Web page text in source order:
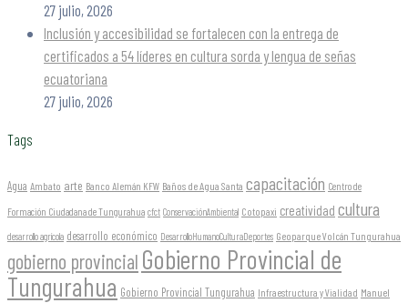
27 julio, 2026
Inclusión y accesibilidad se fortalecen con la entrega de
certificados a 54 líderes en cultura sorda y lengua de señas
ecuatoriana
27 julio, 2026
Tags
Agua Ambato arte Banco Alemán KFW Baños de Agua Santa capacitación Centro de
Formación Ciudadana de Tungurahua cfct ConservaciónAmbiental Cotopaxi creatividad cultura
desarrollo agrícola desarrollo económico DesarrolloHumanoCulturaDeportes Geoparque Volcán Tungurahua
gobierno provincial Gobierno Provincial de
Tungurahua Gobierno Provincial Tungurahua Infraestructura y Vialidad Manuel